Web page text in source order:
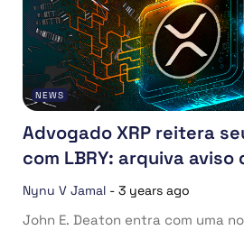
NEWS
Advogado XRP reitera
com LBRY: arquiva
Nynu V Jamal - 3 years ago
John E. Deaton entra com uma